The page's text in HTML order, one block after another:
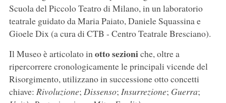
Scuola del Piccolo Teatro di Milano, in un laboratorio
teatrale guidato da Maria Paiato, Daniele Squassina e
Gioele Dix (a cura di CTB - Centro Teatrale Bresciano).
Il Museo è articolato inotto sezioniche, oltre a
ripercorrere cronologicamente le principali vicende del
Risorgimento, utilizzano in successione otto concetti
chiave: Rivoluzione; Dissenso; Insurrezione; Guerra;